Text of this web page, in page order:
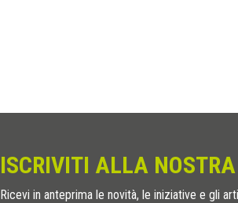
ISCRIVITI ALLA
Ricevi in anteprima le novità, le iniziative e gli